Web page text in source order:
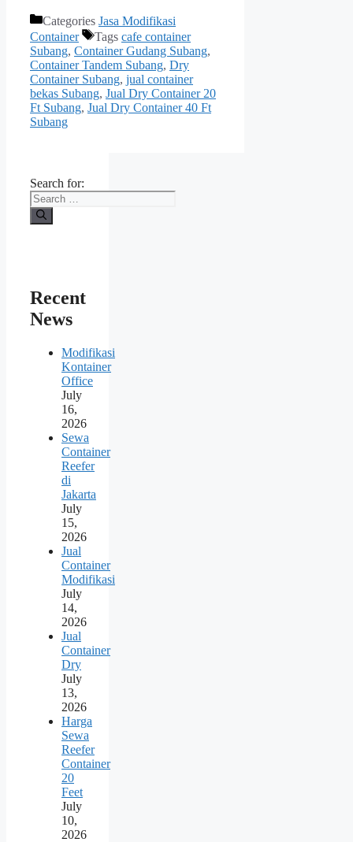
Categories Jasa Modifikasi
Container
Tags cafe container
Subang, Container Gudang Subang,
Container Tandem Subang, Dry
Container Subang, jual container
bekas Subang, Jual Dry Container 20
Ft Subang, Jual Dry Container 40 Ft
Subang
Search for:
Recent
News
Modifikasi
Kontainer
Office
July
16,
2026
Sewa
Container
Reefer
di
Jakarta
July
15,
2026
Jual
Container
Modifikasi
July
14,
2026
Jual
Container
Dry
July
13,
2026
Harga
Sewa
Reefer
Container
20
Feet
July
10,
2026